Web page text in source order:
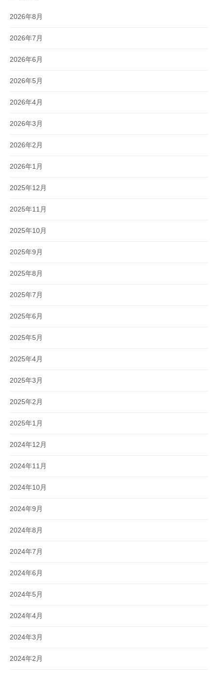
2026年8月
2026年7月
2026年6月
2026年5月
2026年4月
2026年3月
2026年2月
2026年1月
2025年12月
2025年11月
2025年10月
2025年9月
2025年8月
2025年7月
2025年6月
2025年5月
2025年4月
2025年3月
2025年2月
2025年1月
2024年12月
2024年11月
2024年10月
2024年9月
2024年8月
2024年7月
2024年6月
2024年5月
2024年4月
2024年3月
2024年2月